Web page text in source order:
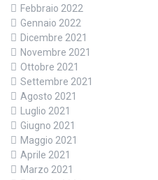
Febbraio 2022
Gennaio 2022
Dicembre 2021
Novembre 2021
Ottobre 2021
Settembre 2021
Agosto 2021
Luglio 2021
Giugno 2021
Maggio 2021
Aprile 2021
Marzo 2021